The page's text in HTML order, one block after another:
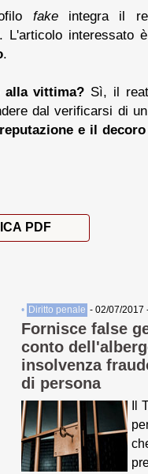
fakeintegra il
L'articolo interessato
.
alla vittima? Sì, il
dal verificarsi di
e il
PDF
• Diritto penale - 02/07/2017
Fornisce false
conto
insolvenza
di persona
Il